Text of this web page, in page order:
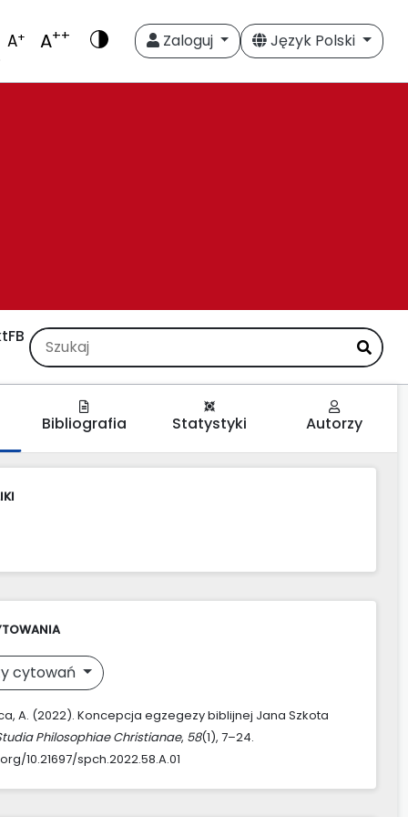
A+ A++ Zaloguj Język Polski
FB
Bibliografia Statystyki Autorzy
cytowań
A. (2022). Koncepcja egzegezy biblijnej Jana Szkota
Philosophiae Christianae, 58(1), 7–24.
10.21697/spch.2022.58.A.01